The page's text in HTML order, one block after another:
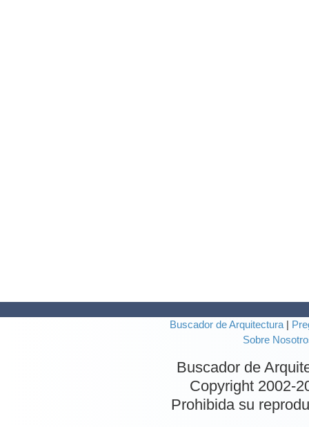
Buscador de Arquitectura
Sobre
Buscador de
Copyright 2002-
Prohibida su